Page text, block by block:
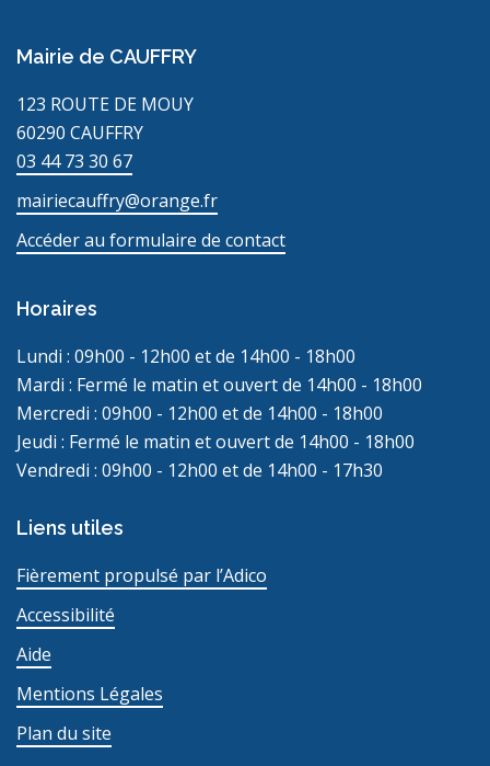
Mairie de CAUFFRY
123 ROUTE DE MOUY
60290 CAUFFRY
03 44 73 30 67
mairiecauffry@orange.fr
Accéder au formulaire de contact
Horaires
Lundi : 09h00 - 12h00 et de 14h00 - 18h00
Mardi : Fermé le matin et ouvert de 14h00 - 18h00
Mercredi : 09h00 - 12h00 et de 14h00 - 18h00
Jeudi : Fermé le matin et ouvert de 14h00 - 18h00
Vendredi : 09h00 - 12h00 et de 14h00 - 17h30
Liens utiles
Fièrement propulsé par l’Adico
Accessibilité
Aide
Mentions Légales
Plan du site